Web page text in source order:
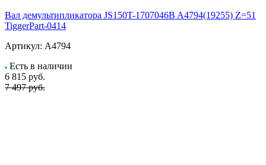
Вал демультипликатора JS150T-1707046B A4794(19255) Z=51
TiggerPart-0414
Артикул: A4794
Есть в наличии
6 815 руб.
7 497 руб.